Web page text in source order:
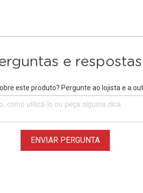
e respostas
este produto? Pergunte ao lojista e a
ENVIAR PERGUNTA